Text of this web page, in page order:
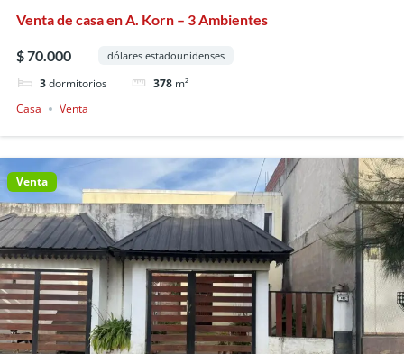
Venta de casa en A. Korn – 3 Ambientes
$ 70.000 dólares estadounidenses
3dormitorios 378 m²
Casa
Venta
Venta